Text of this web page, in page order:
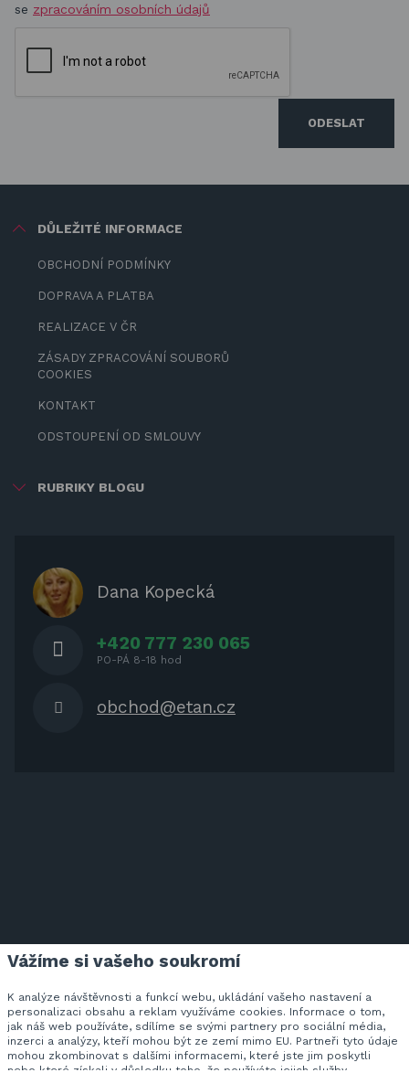
se zpracováním osobních údajů
ODESLAT
DŮLEŽITÉ INFORMACE
OBCHODNÍ PODMÍNKY
DOPRAVA A PLATBA
REALIZACE V ČR
ZÁSADY ZPRACOVÁNÍ SOUBORŮ
COOKIES
KONTAKT
ODSTOUPENÍ OD SMLOUVY
RUBRIKY BLOGU
OCHRANNÉ KRYTY NA ZAHRADNÍ
NÁBYTEK
Dana Kopecká
+420 777 230 065
PO-PÁ 8-18 hod
obchod@etan.cz
Veškeré ceny zahrnují DPH v zákonem stanovené výši.
© 2026 SVAN trading s.r.o. - všechna práva vyhrazena.
Vážíme si vašeho soukromí
K analýze návštěvnosti a funkcí webu, ukládání vašeho nastavení a
personalizaci obsahu a reklam využíváme cookies. Informace o tom,
jak náš web používáte, sdílíme se svými partnery pro sociální média,
inzerci a analýzy, kteří mohou být ze zemí mimo EU. Partneři tyto údaje
mohou zkombinovat s dalšími informacemi, které jste jim poskytli
nebo které získali v důsledku toho, že používáte jejich služby.